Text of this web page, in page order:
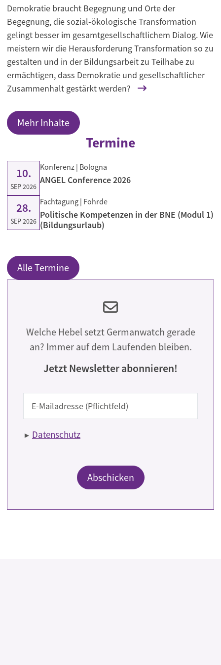
Demokratie braucht Begegnung und Orte der
Begegnung, die sozial-ökologische Transformation
gelingt besser im gesamtgesellschaftlichem Dialog. Wie
meistern wir die Herausforderung Transformation so zu
gestalten und in der Bildungsarbeit zu Teilhabe zu
ermächtigen, dass Demokratie und gesellschaftlicher
Zusammenhalt gestärkt werden?
Mehr Inhalte
Termine
10.
SEP 2026
Konferenz | Bologna
ANGEL Conference 2026
28.
SEP 2026
Fachtagung | Fohrde
Politische Kompetenzen in der BNE (Modul 1)
(Bildungsurlaub)
Alle Termine
Welche Hebel setzt Germanwatch gerade
an? Immer auf dem Laufenden bleiben.
Jetzt Newsletter abonnieren!
Datenschutz